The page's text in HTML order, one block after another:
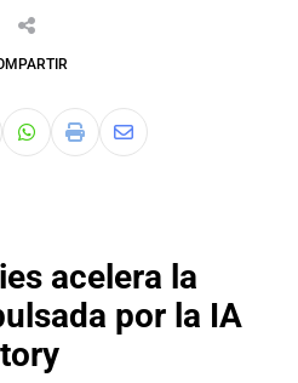
acelera la
por la IA